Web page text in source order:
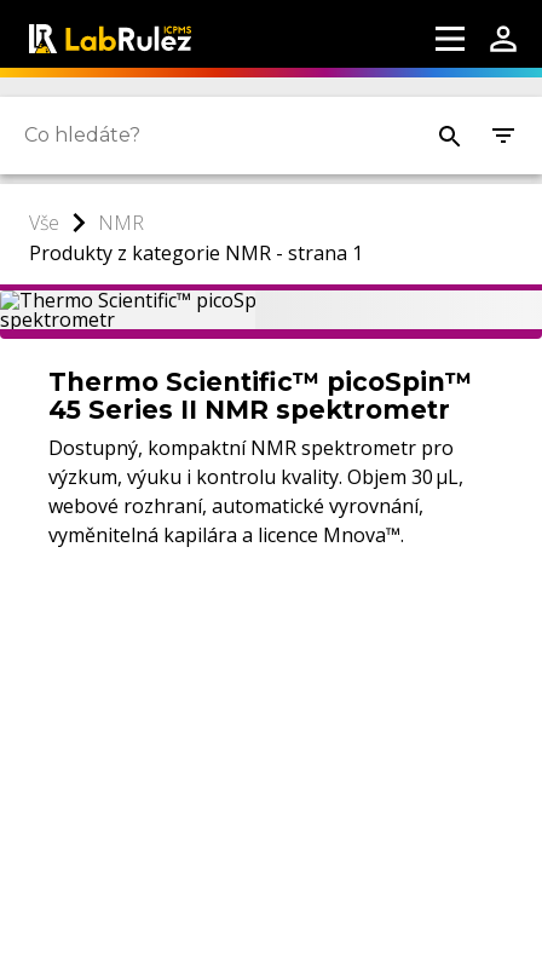
Vše
NMR
Produkty z kategorie NMR - strana 1
Thermo Scientific™ picoSpin™
45 Series II NMR spektrometr
Dostupný, kompaktní NMR spektrometr pro
výzkum, výuku i kontrolu kvality. Objem 30 μL,
webové rozhraní, automatické vyrovnání,
vyměnitelná kapilára a licence Mnova™.